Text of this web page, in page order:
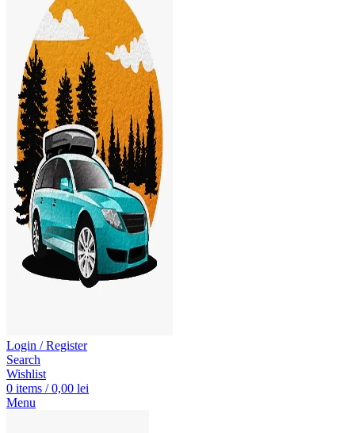
Login / Register
Search
Wishlist
0 items / 0,00 lei
Menu